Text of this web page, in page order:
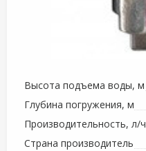
Высота подъема воды, м
Глубина погружения, м
Производительность, л/ч
Страна производитель